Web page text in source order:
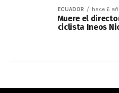
ECUADOR hace 6
Muere el
ciclista Ineos